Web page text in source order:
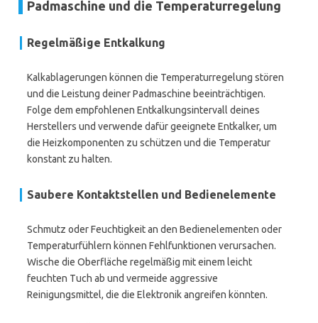
Padmaschine und die Temperaturregelung
Regelmäßige Entkalkung
Kalkablagerungen können die Temperaturregelung stören
und die Leistung deiner Padmaschine beeinträchtigen.
Folge dem empfohlenen Entkalkungsintervall deines
Herstellers und verwende dafür geeignete Entkalker, um
die Heizkomponenten zu schützen und die Temperatur
konstant zu halten.
Saubere Kontaktstellen und Bedienelemente
Schmutz oder Feuchtigkeit an den Bedienelementen oder
Temperaturfühlern können Fehlfunktionen verursachen.
Wische die Oberfläche regelmäßig mit einem leicht
feuchten Tuch ab und vermeide aggressive
Reinigungsmittel, die die Elektronik angreifen könnten.